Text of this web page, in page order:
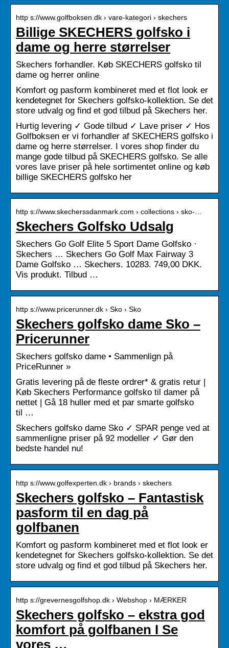
http s://www.golfboksen.dk › vare-kategori › skechers
Billige SKECHERS golfsko i
dame og herre størrelser
Skechers forhandler. Køb SKECHERS golfsko til
dame og herrer online
Komfort og pasform kombineret med et flot look er
kendetegnet for Skechers golfsko-kollektion. Se det
store udvalg og find et god tilbud på Skechers her.
Hurtig levering ✓ Gode tilbud ✓ Lave priser ✓ Hos
Golfboksen er vi forhandler af SKECHERS golfsko i
dame og herre størrelser. I vores shop finder du
mange gode tilbud på SKECHERS golfsko. Se alle
vores lave priser på hele sortimentet online og køb
billige SKECHERS golfsko her
http s://www.skecherssdanmark.com › collections › sko-…
Skechers Golfsko Udsalg
Skechers Go Golf Elite 5 Sport Dame Golfsko ·
Skechers … Skechers Go Golf Max Fairway 3
Dame Golfsko … Skechers. 10283. 749,00 DKK.
Vis produkt. Tilbud …
http s://www.pricerunner.dk › Sko › Sko
Skechers golfsko dame Sko –
Pricerunner
Skechers golfsko dame • Sammenlign på
PriceRunner »
Gratis levering på de fleste ordrer* & gratis retur |
Køb Skechers Performance golfsko til damer på
nettet | Gå 18 huller med et par smarte golfsko
til …
Skechers golfsko dame Sko ✓ SPAR penge ved at
sammenligne priser på 92 modeller ✓ Gør den
bedste handel nu!
http s://www.golfexperten.dk › brands › skechers
Skechers golfsko – Fantastisk
pasform til en dag på
golfbanen
Komfort og pasform kombineret med et flot look er
kendetegnet for Skechers golfsko-kollektion. Se det
store udvalg og find et god tilbud på Skechers her.
http s://grevernesgolfshop.dk › Webshop › MÆRKER
Skechers golfsko – ekstra god
komfort på golfbanen I Se
vores …